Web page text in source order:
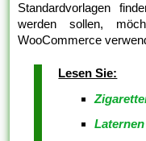
Standardvorlagen
werden sollen,
WooCommerce
Lesen Sie: